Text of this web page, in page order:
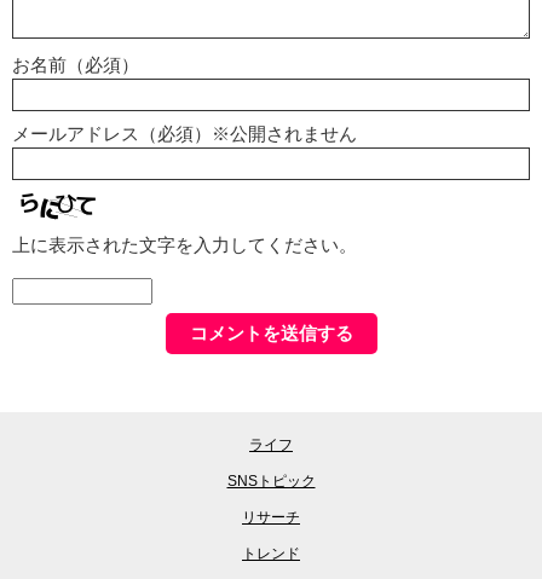
お名前（必須）
メールアドレス（必須）※公開されません
上に表示された文字を入力してください。
ライフ
SNSトピック
リサーチ
トレンド